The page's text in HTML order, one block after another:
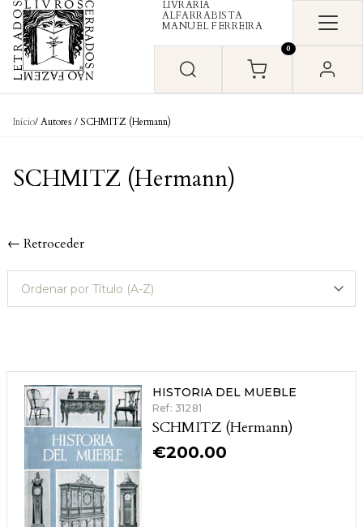
Skip to content
LIVRARIA
ALFARRABISTA
MANUEL FERREIRA
0
Início/ Autores / SCHMITZ (Hermann)
SCHMITZ (Hermann)
← Retroceder
HISTORIA DEL MUEBLE
Ref: 31281
SCHMITZ (Hermann)
€200.00